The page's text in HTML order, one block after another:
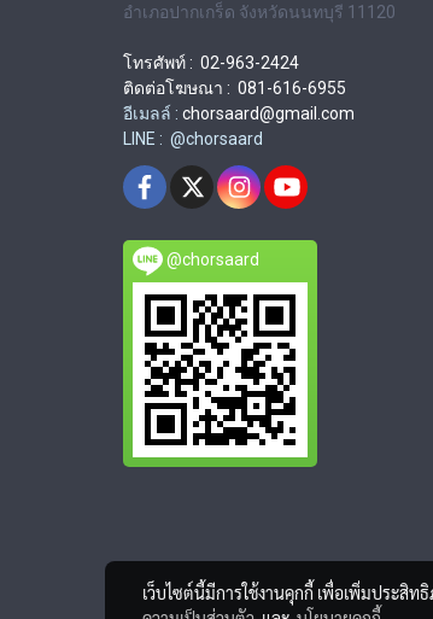
อำเภอปากเกร็ด จังหวัดนนทบุรี 11120
โทรศัพท์ : 02-963-2424
ติดต่อโฆษณา : 081-616-6955
อีเมลล์ : chorsaard@gmail.com
LINE : @chorsaard
@chorsaard
เว็บไซต์นี้มีการใช้งานคุกกี้ เพื่อเพิ่มประสิ